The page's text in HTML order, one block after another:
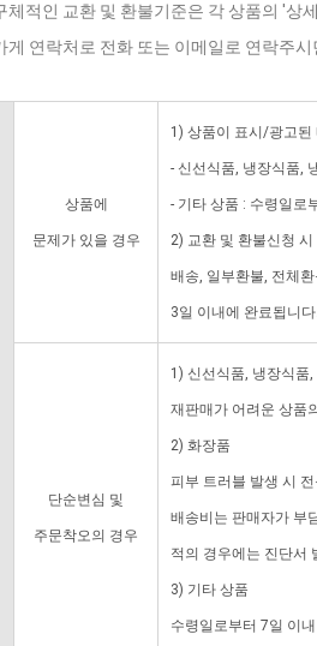
체적인 교환 및 환불기준은 각 상품의 '상
게 연락처로 전화 또는 이메일로 연락주
상품에
문제가 있을 경우
1) 상품이 표시/광고된
- 신선식품, 냉장식품,
- 기타 상품 : 수령일로
2) 교환 및 환불신청
배송, 일부환불, 전체
3일 이내에 완료됩니
단순변심 및
주문착오의 경우
1) 신선식품, 냉장식품
재판매가 어려운 상품
2) 화장품
피부 트러블 발생 시
배송비는 판매자가 부
적의 경우에는 진단서
3) 기타 상품
수령일로부터 7일 이